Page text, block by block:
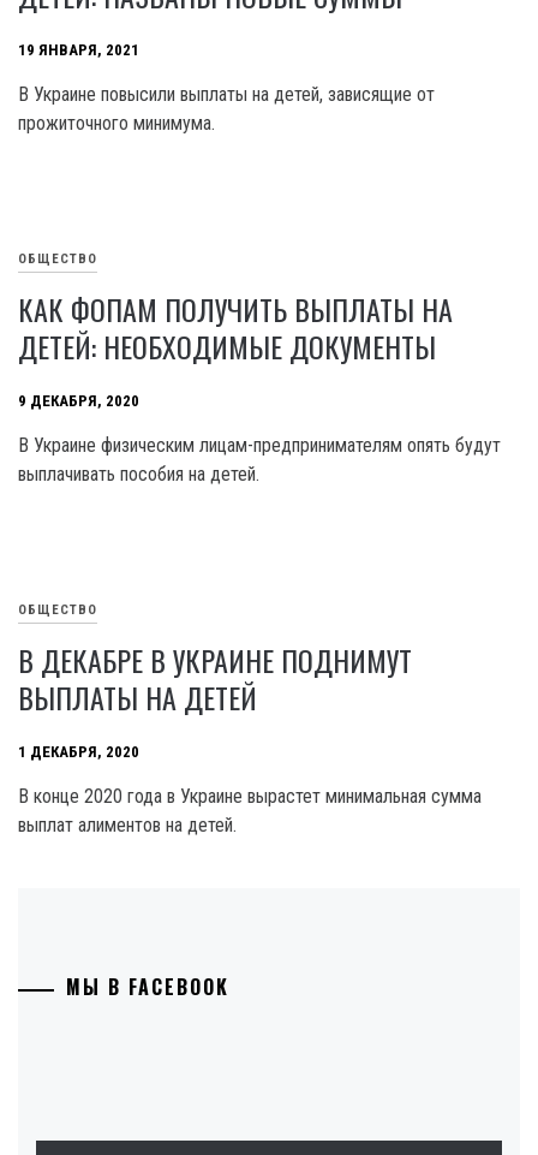
19 ЯНВАРЯ, 2021
В Украине повысили выплаты на детей, зависящие от
прожиточного минимума.
ОБЩЕСТВО
КАК ФОПАМ ПОЛУЧИТЬ ВЫПЛАТЫ НА
ДЕТЕЙ: НЕОБХОДИМЫЕ ДОКУМЕНТЫ
9 ДЕКАБРЯ, 2020
В Украине физическим лицам-предпринимателям опять будут
выплачивать пособия на детей.
ОБЩЕСТВО
В ДЕКАБРЕ В УКРАИНЕ ПОДНИМУТ
ВЫПЛАТЫ НА ДЕТЕЙ
1 ДЕКАБРЯ, 2020
В конце 2020 года в Украине вырастет минимальная сумма
выплат алиментов на детей.
МЫ В FACEBOOK